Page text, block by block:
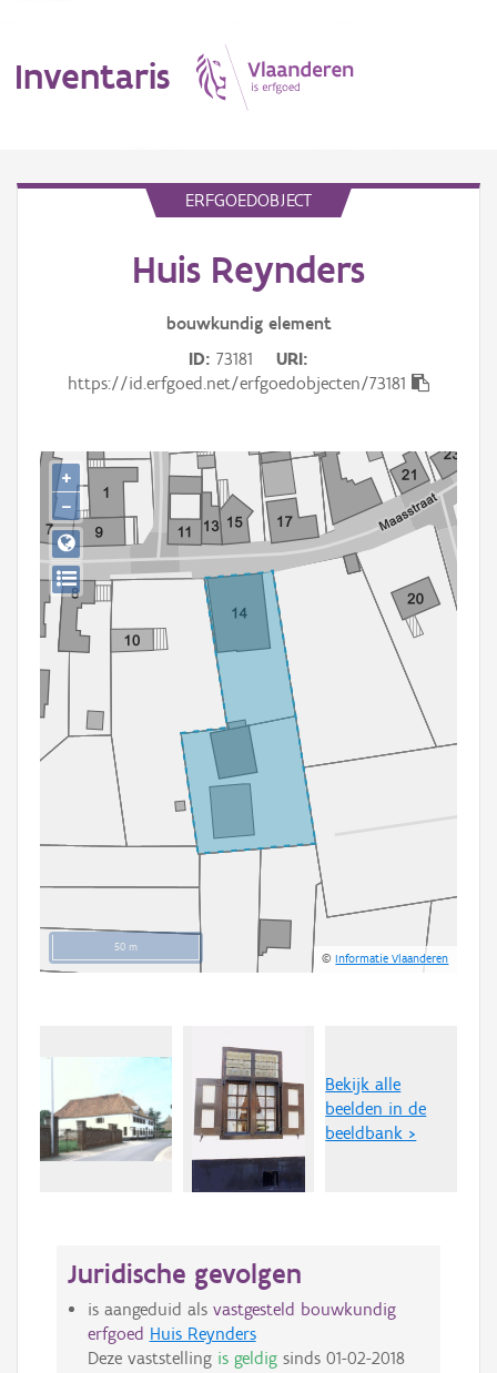
Inventaris
Gebeurtenis
Persoon of collectief
Downloads
Hergebruik
Aanmelden
ERFGOEDOBJECT
Huis Reynders
bouwkundig element
ID 73181
URI
https://id.erfgoed.net/erfgoedobjecten/73181
50 m
©Informatie Vlaanderen
+
−
Bekijk alle
beelden in de
beeldbank >
Juridische gevolgen
is aangeduid als vastgesteld bouwkundig
erfgoed Huis Reynders
Deze vaststelling is geldigsinds 01-02-2018